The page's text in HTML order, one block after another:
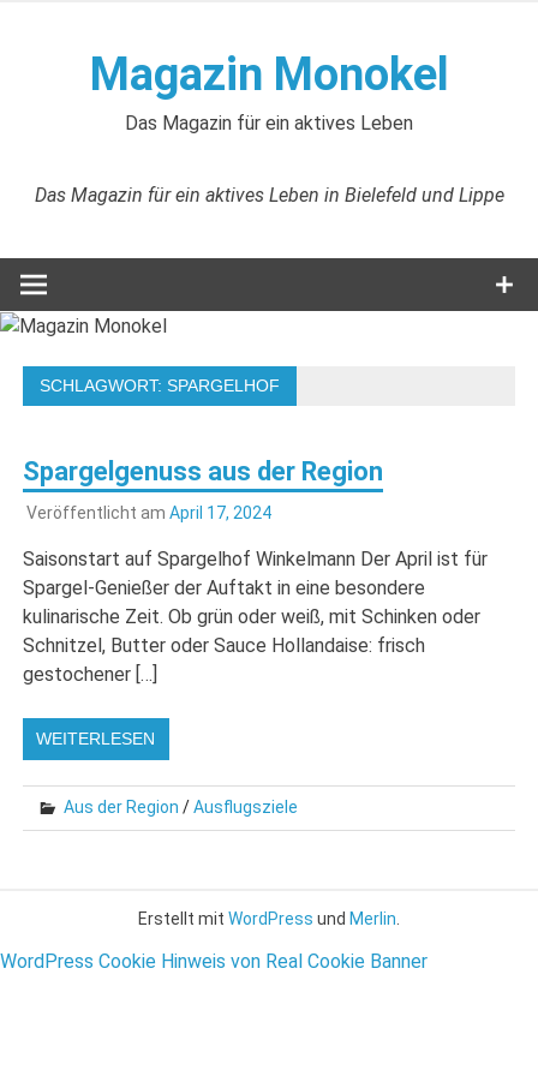
Magazin Monokel
Das Magazin für ein aktives Leben
Das Magazin für ein aktives Leben in Bielefeld und Lippe
SCHLAGWORT:SPARGELHOF
Spargelgenuss aus der Region
Veröffentlicht am April 17, 2024
Saisonstart auf Spargelhof Winkelmann Der April ist für
Spargel-Genießer der Auftakt in eine besondere
kulinarische Zeit. Ob grün oder weiß, mit Schinken oder
Schnitzel, Butter oder Sauce Hollandaise: frisch
gestochener […]
WEITERLESEN
Aus der Region /Ausflugsziele
Erstellt mit WordPress und Merlin
WordPress Cookie Hinweis von Real Cookie Banner